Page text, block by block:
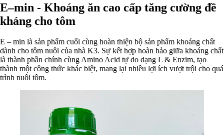
E–min - Khoáng ăn cao cấp tăng cường đề
kháng cho tôm
E – min là sản phẩm cuối cùng hoàn thiện bộ sản phẩm khoáng chất
dành cho tôm nuôi của nhà K3. Sự kết hợp hoàn hảo giữa khoáng chất
là thành phần chính cùng Amino Acid tự do dạng L & Enzim, tạo
thành một công thức khác biệt, mang lại nhiều lợi ích vượt trội cho quá
trình nuôi tôm.